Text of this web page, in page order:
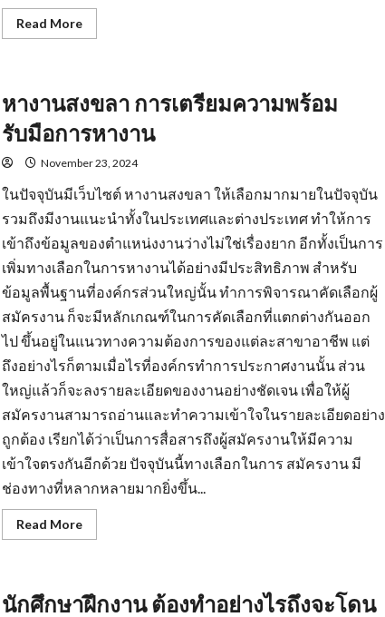
Read MoreRead
more
ใกล้
ฉัน
แหล่ง
งาน
สาขา
อาชีพ
หางานสงขลา การเตรียมความพร้อม
รับมือการหางาน
November 23, 2024
ในปัจจุบันมีเว็บไซต์ หางานสงขลา ให้เลือกมากมายในปัจจุบัน
รวมถึงมีงานแนะนำทั้งในประเทศและต่างประเทศ ทำให้การ
เข้าถึงข้อมูลของตำแหน่งงานว่างไม่ใช่เรื่องยาก อีกทั้งเป็นการ
เพิ่มทางเลือกในการหางานได้อย่างมีประสิทธิภาพ สำหรับ
ข้อมูลพื้นฐานที่องค์กรส่วนใหญ่นั้น ทำการพิจารณาคัดเลือกผู้
สมัครงาน ก็จะมีหลักเกณฑ์ในการคัดเลือกที่แตกต่างกันออก
ไป ขึ้นอยู่ในแนวทางความต้องการของแต่ละสาขาอาชีพ แต่
ถึงอย่างไรก็ตามเมื่อไรที่องค์กรทำการประกาศงานนั้น ส่วน
ใหญ่แล้วก็จะลงรายละเอียดของงานอย่างชัดเจน เพื่อให้ผู้
สมัครงานสามารถอ่านและทำความเข้าใจในรายละเอียดอย่าง
ถูกต้อง เรียกได้ว่าเป็นการสื่อสารถึงผู้สมัครงานให้มีความ
เข้าใจตรงกันอีกด้วย ปัจจุบันนี้ทางเลือกในการ สมัครงาน มี
ช่องทางที่หลากหลายมากยิ่งขึ้น...
Read MoreRead
more
การเต
รี
นักศึกษาฝึกงาน ต้องทำอย่างไรถึงจะโดน